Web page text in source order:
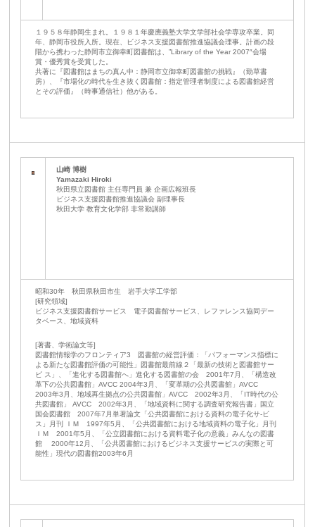
１９５８年静岡生まれ。１９８１年慶應義塾大学文学部社会学専攻卒業。同
年、静岡市役所入所。現在、ビジネス支援図書館推進協議会理事。計画の段
階から携わった静岡市立御幸町図書館は、”Library of the Year 2007″会場
賞・優秀賞を受賞した。
共著に『図書館はまちの真ん中：静岡市立御幸町図書館の挑戦』（勁草書
房）、『市場化の時代を生き抜く図書館：指定管理者制度による図書館経営
とその評価』（時事通信社）他がある。
山崎 博樹
Yamazaki Hiroki
秋田県立図書館 主任専門員 兼 企画広報班長
ビジネス支援図書館推進協議会 副理事長
秋田大学 教育文化学部 非常勤講師
昭和30年 秋田県秋田市生 岩手大学工学部
[研究領域]
ビジネス支援図書館サービス 電子図書館サービス、レファレンス協同デー
タベース、地域資料
[著書、学術論文等]
図書館情報学のフロンティア3 図書館の経営評価：「パフォーマンス指標に
よる新たな図書館評価の可能性」図書館最前線２「最新の技術と図書館サー
ビ ス」、「進化する図書館へ」進化する図書館の会 2001年7月、「構造改
革下の公共図書館」AVCC 2004年3月、「変革期の公共図書館」AVCC
2003年3月、地域再生拠点の公共図書館」AVCC 2002年3月、「IT時代の公
共図書館」 AVCC 2002年3月、「地域資料に関する調査研究報告書」国立
国会図書館 2007年7月単著論文「公共図書館における資料の電子化サ-ビ
ス」月刊 ＩＭ 1997年5月、「公共図書館における地域資料の電子化」月刊
ＩＭ 2001年5月、「公立図書館における資料電子化の意義」みんなの図書
館 2000年12月、「公共図書館におけるビジネス支援サービスの実際と可
能性」現代の図書館2003年6月